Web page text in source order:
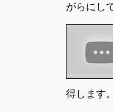
がらにし
得します